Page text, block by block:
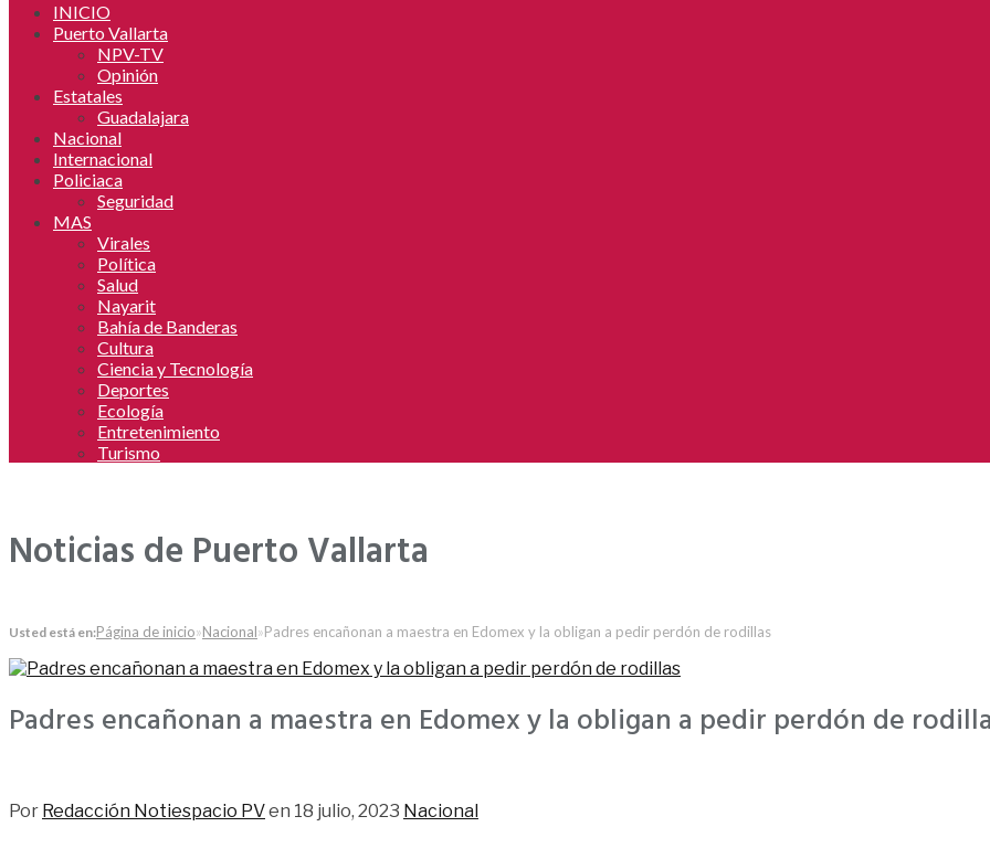
INICIO
Puerto Vallarta
NPV-TV
Opinión
Estatales
Guadalajara
Nacional
Internacional
Policiaca
Seguridad
MAS
Virales
Política
Salud
Nayarit
Bahía de Banderas
Cultura
Ciencia y Tecnología
Deportes
Ecología
Entretenimiento
Turismo
Noticias de Puerto Vallarta
Usted está en:Página de inicio»Nacional»Padres encañonan a maestra en Edomex y la obligan a pedir perdón de rodillas
Padres encañonan a maestra en Edomex y la obligan a pedir perdón de
Por Redacción Notiespacio PVen 18 julio, 2023 Nacional